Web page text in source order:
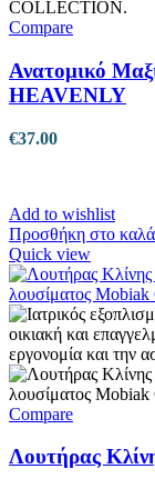
Compare
Ανατομικό
HEAVENLY
€37.00
Add to wishlist
Προσθήκη στο
Quick view
Compare
Λουτήρας